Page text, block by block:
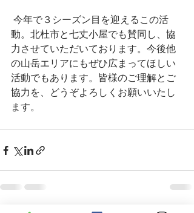
動。北杜市と七丈小屋でも賛同し、協
力させていただいております。今後他
の山岳エリアにもぜひ広まってほしい
活動でもあります。皆様のご理解とご
協力を、どうぞよろしくお願いいたし
ます。